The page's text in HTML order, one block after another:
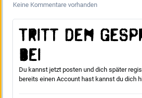
Keine Kommentare vorhanden
Tritt dem
bei
Du kannst jetzt posten und dich später
bereits einen Account hast kannst du dich